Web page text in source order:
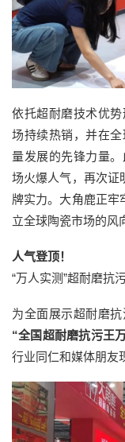
依托超耐磨技术优
场持续热销，并在
量发展的先锋力量
场火爆人气，再次证
牌实力。大角鹿正牢
立全球陶瓷市场的风
人气登顶！
“万人实测”超耐磨抗
为全面展示超耐磨
“全国超耐磨抗污王
行业同仁和媒体朋友